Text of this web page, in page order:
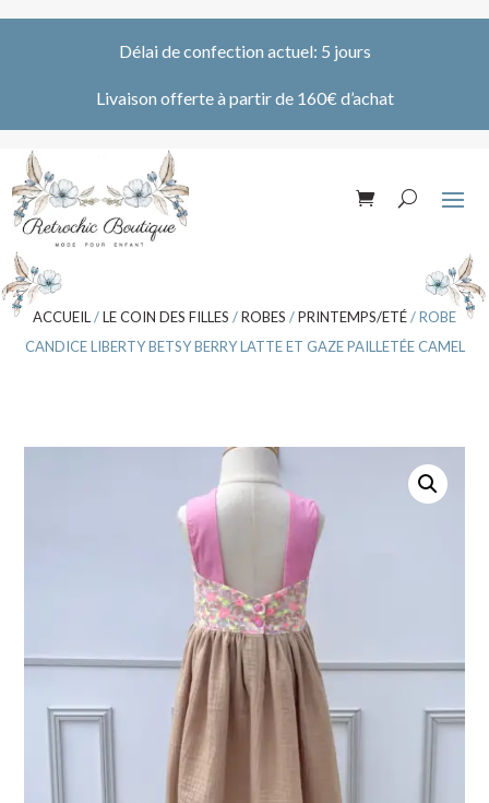
Délai de confection actuel: 5 jours
Livaison offerte à partir de 160€ d’achat
ACCUEIL /LE COIN DES FILLES /ROBES /PRINTEMPS/ETÉ/ ROBE
CANDICE LIBERTY BETSY BERRY LATTE ET GAZE PAILLETÉE CAMEL